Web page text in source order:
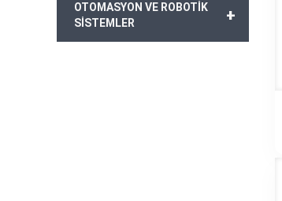
+
OTOMASYON VE ROBOTİK
SİSTEMLER